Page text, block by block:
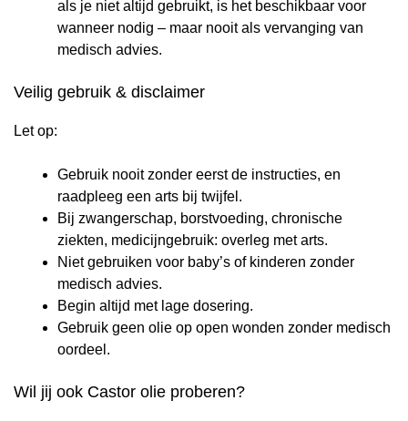
als je niet altijd gebruikt, is het beschikbaar voor
wanneer nodig – maar nooit als vervanging van
medisch advies.
Veilig gebruik & disclaimer
Let op:
Gebruik nooit zonder eerst de instructies, en
raadpleeg een arts bij twijfel.
Bij zwangerschap, borstvoeding, chronische
ziekten, medicijngebruik: overleg met arts.
Niet gebruiken voor baby’s of kinderen zonder
medisch advies.
Begin altijd met lage dosering.
Gebruik geen olie op open wonden zonder medisch
oordeel.
Wil jij ook Castor olie proberen?